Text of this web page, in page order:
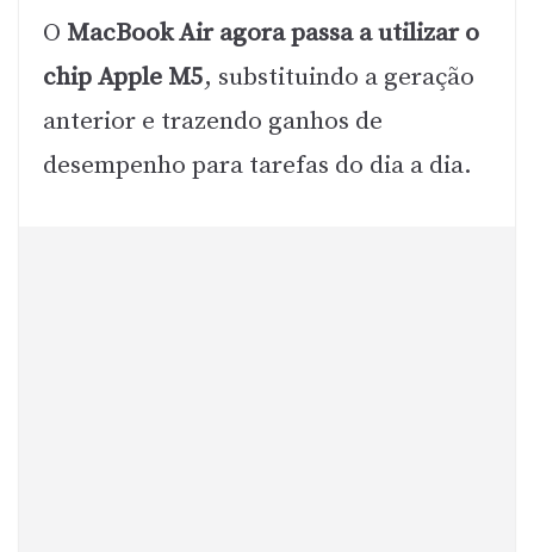
O MacBook Air agora passa a utilizar o
chip Apple M5, substituindo a geração
anterior e trazendo ganhos de
desempenho para tarefas do dia a dia.